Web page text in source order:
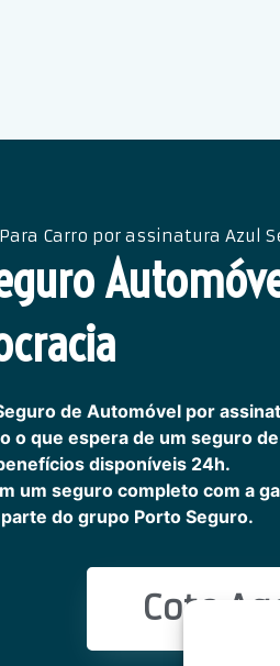
Carro por assinatura Azul
de Automóvel por
o que espera de um seguro
disponíveis 24h.
um seguro completo com a
do grupo Porto Seguro.
Cote